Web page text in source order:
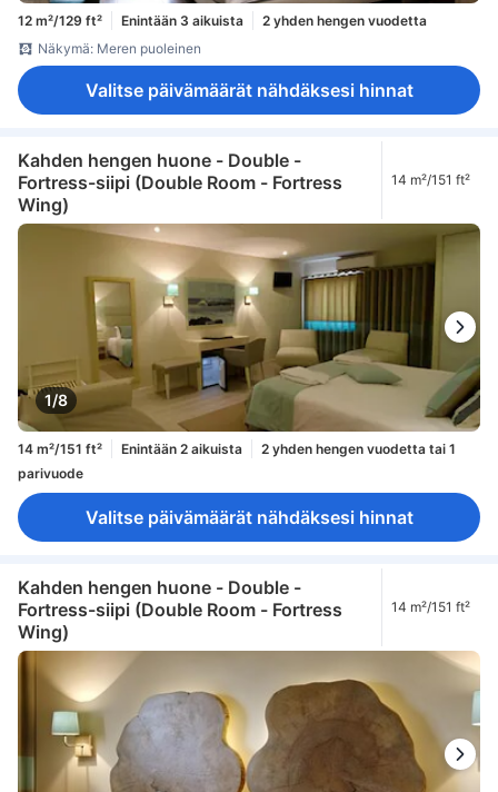
12 m²/129 ft² Enintään 3 aikuista
2 yhden hengen vuodetta
Näkymä: Meren puoleinen
Valitse päivämäärät nähdäksesi hinnat
Kahden hengen huone - Double -
Fortress-siipi (Double Room - Fortress
Wing)
14 m²/151 ft²
1/8
14 m²/151 ft² Enintään 2 aikuista
2 yhden hengen vuodetta tai 1
parivuode
Valitse päivämäärät nähdäksesi hinnat
Kahden hengen huone - Double -
Fortress-siipi (Double Room - Fortress
Wing)
14 m²/151 ft²